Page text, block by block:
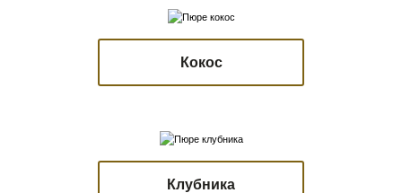
Кокос
Клубника